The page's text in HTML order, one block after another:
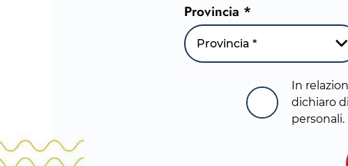
Provincia *
Provincia *
In
dichiaro
personali.